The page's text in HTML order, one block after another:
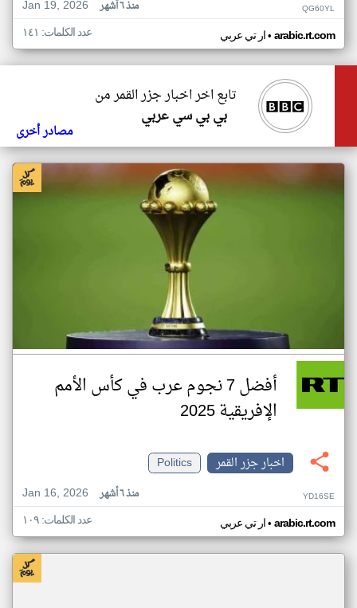
Jan 19, 2026
منذ ٦ أشهر QG60YL
ار تي عربي• arabic.rt.com عدد الكلمات: ١٤١
تابع اخر اخبار جزر القمر من
بي بي سي عربي
مصادر أخرى
أفضل 7 نجوم عرب في كأس الأمم
الإفريقية 2025
اخبار جزر القمر
Politics
Jan 16, 2026
منذ ٦ أشهر YD16SE
ار تي عربي• arabic.rt.com عدد الكلمات: ١٠٩